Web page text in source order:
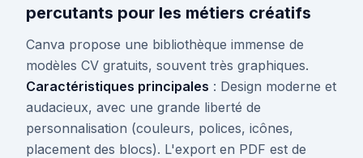
percutants pour les métiers créatifs
Canva propose une bibliothèque immense de
modèles CV gratuits, souvent très graphiques.
Caractéristiques principales : Design moderne et
audacieux, avec une grande liberté de
personnalisation (couleurs, polices, icônes,
placement des blocs). L'export en PDF est de